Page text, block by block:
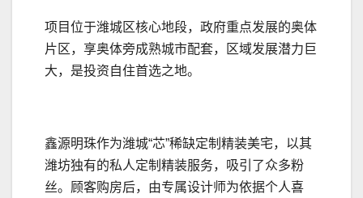
项目位于潍城区核心地段，政府重点发展的奥体
片区，享奥体旁成熟城市配套，区域发展潜力巨
大，是投资自住首选之地。
鑫源明珠作为潍城“芯”稀缺定制精装美宅，以其
潍坊独有的私人定制精装服务，吸引了众多粉
丝。顾客购房后，由专属设计师为依据个人喜